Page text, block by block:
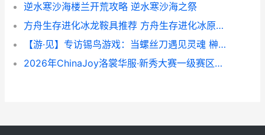
逆水寒沙海楼兰开荒攻略 逆水寒沙海之祭
方舟生存进化冰龙鞍具推荐 方舟生存进化冰原泰坦召唤材料
【游·见】专访锡鸟游戏：当螺丝刀遇见灵魂 榊游矢百度百科
2026年ChinaJoy洛裳华服·新秀大赛一级赛区公布 洛裳华服新秀大赛